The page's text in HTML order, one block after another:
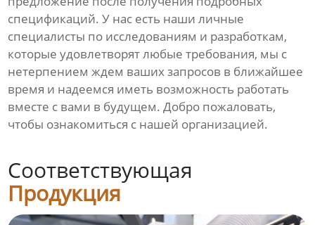
спецификаций. У нас есть наши личные
специалисты по исследованиям и разработкам,
которые удовлетворят любые требования, мы с
нетерпением ждем ваших запросов в ближайшее
время и надеемся иметь возможность работать
вместе с вами в будущем. Добро пожаловать,
чтобы ознакомиться с нашей организацией.
Соответствующая
Продукция